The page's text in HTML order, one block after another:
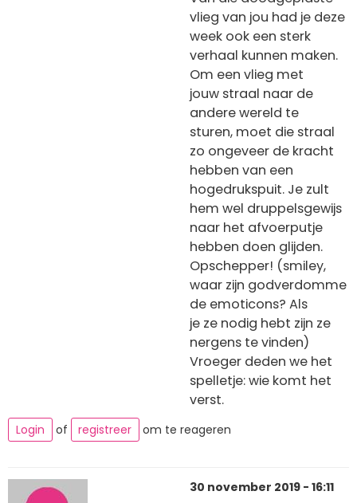
vlieg van jou had je deze
week ook een sterk
verhaal kunnen maken.
Om een vlieg met
jouw straal naar de
andere wereld te
sturen, moet die straal
zo ongeveer de kracht
hebben van een
hogedrukspuit. Je zult
hem wel druppelsgewijs
naar het afvoerputje
hebben doen glijden.
Opschepper! (smiley,
waar zijn godverdomme
de emoticons? Als
je ze nodig hebt zijn ze
nergens te vinden)
Vroeger deden we het
spelletje: wie komt het
verst.
Login of registreer om te reageren
30 november 2019 - 16:11